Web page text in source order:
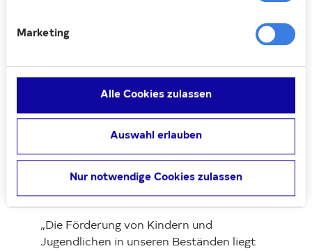
Marketing
Alle Cookies zulassen
Auswahl erlauben
Nur notwendige Cookies zulassen
(Bewirtschafterin) entgegen.
Der Super-Ferien-Pass bietet über 100
abwechslungsreiche Angebote: vom freien
Eintritt in alle Berliner Bäder über Rabatte
für den Eintritt in Zoo, Tierpark und
Museen bis hin zu Verlosungen für
Sportveranstaltungen. Gültig ist der Pass
bis zu den Osterferien 2026 – so bleiben
die Sommerfreuden noch lange lebendig.
„Die Förderung von Kindern und
Jugendlichen in unseren Beständen liegt